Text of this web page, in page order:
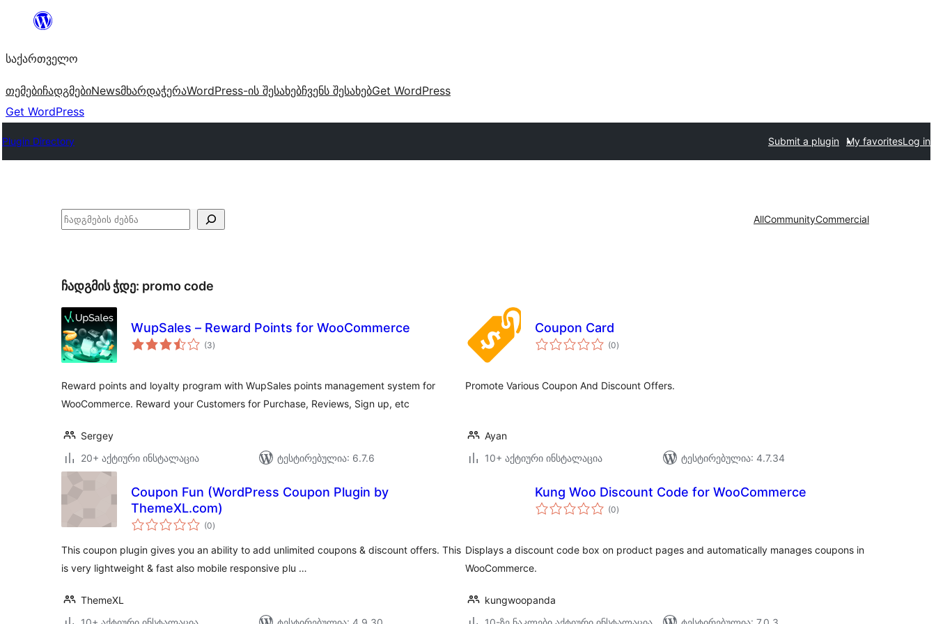
შიგთავსზე
საქართველო
თემებიჩადგმებიNewsმხარდაჭერაWordPress-ის შესახებჩვენს შესახებGet WordPress
Get WordPress
Plugin Directory Submit a plugin My favoritesLog in
ძებნა AllCommunityCommercial
ჩადგმის ჭდე: promo code
WupSales – Reward Points for WooCommerce
(3საერთო
რეიტინგი
)
Reward points and loyalty program with WupSales points management system for
WooCommerce. Reward your Customers for Purchase, Reviews, Sign up, etc
Sergey
20+ აქტიური ინსტალაცია
ტესტირებულია: 6.7.6
Coupon Card
(0საერთო
რეიტინგი
)
Promote Various Coupon And Discount Offers.
Ayan
10+ აქტიური ინსტალაცია
ტესტირებულია: 4.7.34
Coupon Fun (WordPress Coupon Plugin by
ThemeXL.com)
(0საერთო
რეიტინგი
)
This coupon plugin gives you an ability to add unlimited coupons & discount offers. This
is very lightweight & fast also mobile responsive plu …
ThemeXL
Kung Woo Discount Code for WooCommerce
(0საერთო
რეიტინგი
)
Displays a discount code box on product pages and automatically manages coupons in
WooCommerce.
kungwoopanda